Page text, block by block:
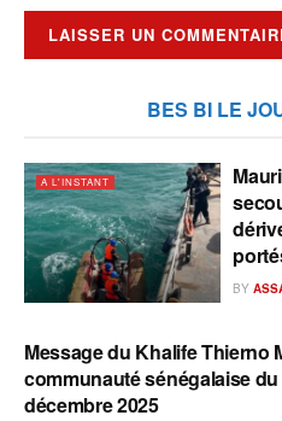
BES BI LE
A L'INSTANT
BY
A L'INSTANT
Message du Khalife Thierno
communauté sénégalaise du
décembre 2025